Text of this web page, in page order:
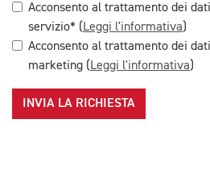
Acconsento al trattamento dei
servizio* (Leggi l'informativa)
Acconsento al trattamento dei
marketing (Leggi l'informativa)
INVIA LA RICHIESTA